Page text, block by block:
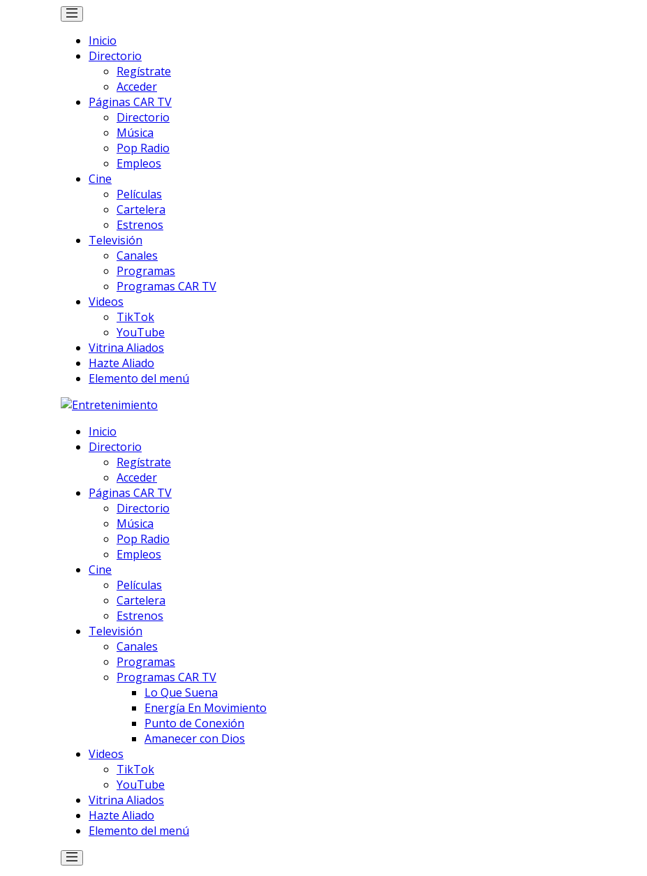
Inicio
Directorio
Regístrate
Acceder
Páginas CAR TV
Directorio
Música
Pop Radio
Empleos
Cine
Películas
Cartelera
Estrenos
Televisión
Canales
Programas
Programas CAR TV
Videos
TikTok
YouTube
Vitrina Aliados
Hazte Aliado
Elemento del menú
Inicio
Directorio
Regístrate
Acceder
Páginas CAR TV
Directorio
Música
Pop Radio
Empleos
Cine
Películas
Cartelera
Estrenos
Televisión
Canales
Programas
Programas CAR TV
Lo Que Suena
Energía En Movimiento
Punto de Conexión
Amanecer con Dios
Videos
TikTok
YouTube
Vitrina Aliados
Hazte Aliado
Elemento del menú